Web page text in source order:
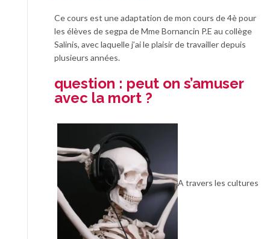
Ce cours est une adaptation de mon cours de 4è pour
les élèves de segpa de Mme Bornancin P.E au collège
Salinis, avec laquelle j’ai le plaisir de travailler depuis
plusieurs années.
question : peut on s’amuser
avec la mort ?
A travers les cultures